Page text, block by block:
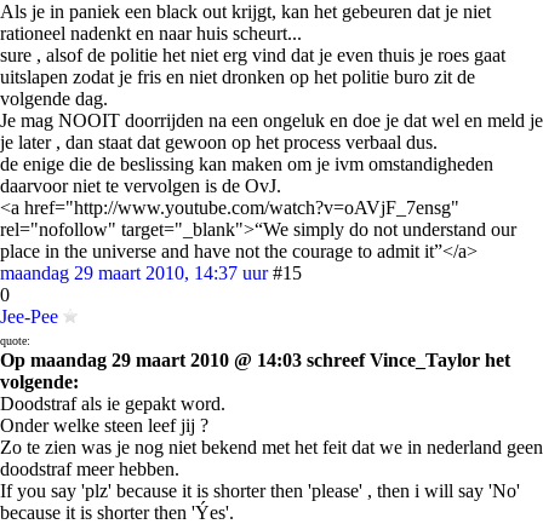
Als je in paniek een black out krijgt, kan het gebeuren dat je niet
rationeel nadenkt en naar huis scheurt...
sure , alsof de politie het niet erg vind dat je even thuis je roes gaat
uitslapen zodat je fris en niet dronken op het politie buro zit de
volgende dag.
Je mag NOOIT doorrijden na een ongeluk en doe je dat wel en meld je
je later , dan staat dat gewoon op het process verbaal dus.
de enige die de beslissing kan maken om je ivm omstandigheden
daarvoor niet te vervolgen is de OvJ.
<a href="http://www.youtube.com/watch?v=oAVjF_7ensg"
rel="nofollow" target="_blank">“We simply do not understand our
place in the universe and have not the courage to admit it”</a>
maandag 29 maart 2010, 14:37 uur #15
0
Jee-Pee
quote:
Op maandag 29 maart 2010 @ 14:03 schreef Vince_Taylor het
volgende:
Doodstraf als ie gepakt word.
Onder welke steen leef jij ?
Zo te zien was je nog niet bekend met het feit dat we in nederland geen
doodstraf meer hebben.
If you say 'plz' because it is shorter then 'please' , then i will say 'No'
because it is shorter then 'Ýes'.